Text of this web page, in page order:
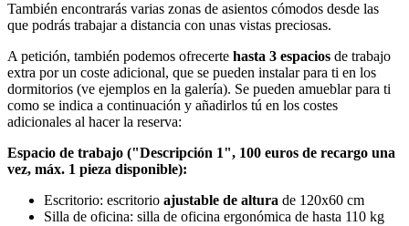
También encontrarás varias zonas de asientos cómodos desde las
que podrás trabajar a distancia con unas vistas preciosas.
A petición, también podemos ofrecerte hasta 3 espacios de trabajo
extra por un coste adicional, que se pueden instalar para ti en los
dormitorios (ve ejemplos en la galería). Se pueden amueblar para ti
como se indica a continuación y añadirlos tú en los costes
adicionales al hacer la reserva:
Espacio de trabajo ("Descripción 1", 100 euros de recargo una
vez, máx. 1 pieza disponible):
Escritorio: escritorio ajustable de altura de 120x60 cm
Silla de oficina: silla de oficina ergonómica de hasta 110 kg